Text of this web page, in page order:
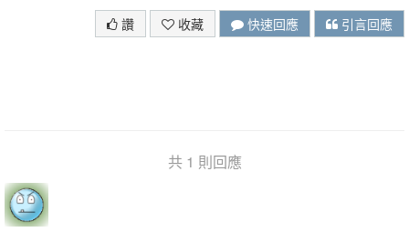
讚 收藏 快速回應 引言回應
共 1 則回應